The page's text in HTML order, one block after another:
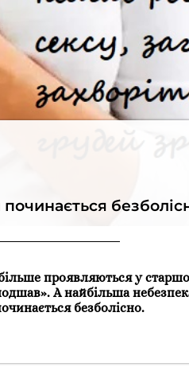
проявляються у
А найбільша
безболісно.